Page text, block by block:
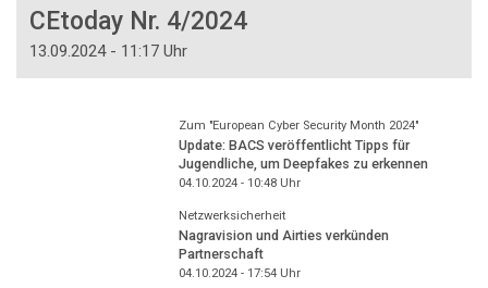
CEtoday Nr. 4/2024
13.09.2024 - 11:17 Uhr
Zum "European Cyber Security Month 2024"
Update: BACS veröffentlicht Tipps für
Jugendliche, um Deepfakes zu erkennen
04.10.2024 - 10:48Uhr
Netzwerksicherheit
Nagravision und Airties verkünden
Partnerschaft
04.10.2024 - 17:54Uhr